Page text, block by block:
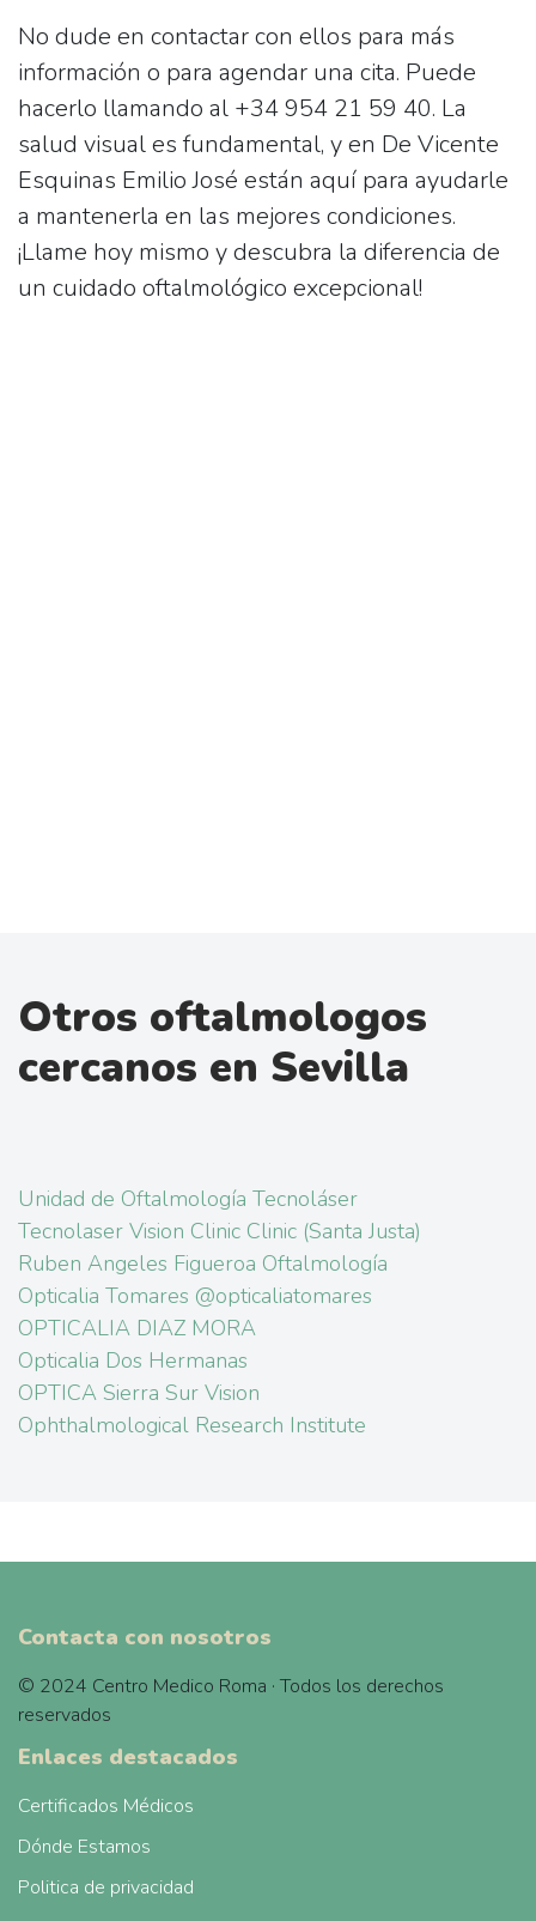
No dude en contactar con ellos para más
información o para agendar una cita. Puede
hacerlo llamando al +34 954 21 59 40. La
salud visual es fundamental, y en De Vicente
Esquinas Emilio José están aquí para ayudarle
a mantenerla en las mejores condiciones.
¡Llame hoy mismo y descubra la diferencia de
un cuidado oftalmológico excepcional!
Otros oftalmologos
cercanos en Sevilla
Unidad de Oftalmología Tecnoláser
Tecnolaser Vision Clinic Clinic (Santa Justa)
Ruben Angeles Figueroa Oftalmología
Opticalia Tomares @opticaliatomares
OPTICALIA DIAZ MORA
Opticalia Dos Hermanas
OPTICA Sierra Sur Vision
Ophthalmological Research Institute
Contacta con nosotros
© 2024 Centro Medico Roma · Todos los derechos
reservados
Enlaces destacados
Certificados Médicos
Dónde Estamos
Politica de privacidad